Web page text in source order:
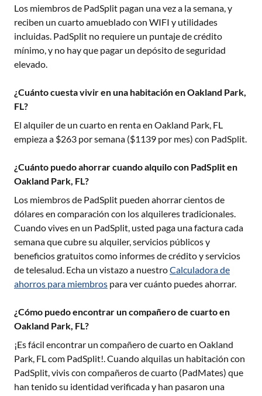
Los miembros de PadSplit pagan una vez a la semana, y
reciben un cuarto amueblado con WIFI y utilidades
incluidas. PadSplit no requiere un puntaje de crédito
mínimo, y no hay que pagar un depósito de seguridad
elevado.
¿Cuánto cuesta vivir en una habitación en Oakland Park,
FL?
El alquiler de un cuarto en renta en Oakland Park, FL
empieza a $263 por semana ($1139 por mes) con PadSplit.
¿Cuánto puedo ahorrar cuando alquilo con PadSplit en
Oakland Park, FL?
Los miembros de PadSplit pueden ahorrar cientos de
dólares en comparación con los alquileres tradicionales.
Cuando vives en un PadSplit, usted paga una factura cada
semana que cubre su alquiler, servicios públicos y
beneficios gratuitos como informes de crédito y servicios
de telesalud. Echa un vistazo a nuestroCalculadora de
ahorros para miembros para ver cuánto puedes ahorrar.
¿Cómo puedo encontrar un compañero de cuarto en
Oakland Park, FL?
¡Es fácil encontrar un compañero de cuarto en Oakland
Park, FLcom PadSplit!. Cuando alquilas un habitación con
PadSplit, vivis con compañeros de cuarto (PadMates) que
han tenido su identidad verificada y han pasaron una